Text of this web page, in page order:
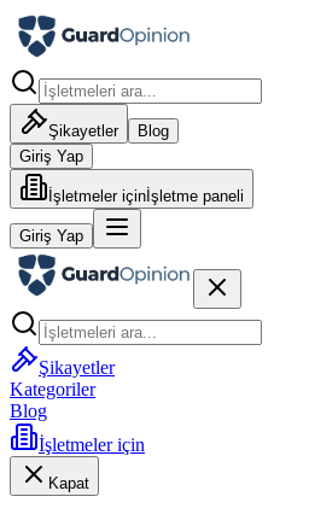
Şikayetler
Blog
Giriş Yap
İşletmeler için İşletme paneli
Giriş Yap
Şikayetler
Kategoriler
Blog
İşletmeler için
Kapat